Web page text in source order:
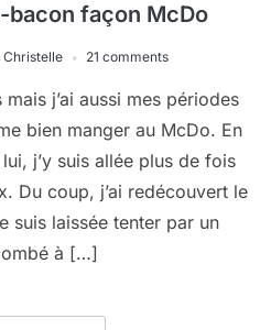
bacon façon McDo
Christelle 21 comments
j’ai aussi mes périodes
bien manger au McDo. En
j’y suis allée plus de fois
Du coup, j’ai redécouvert le
suis laissée tenter par un
à […]